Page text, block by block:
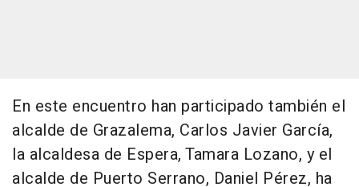
En este encuentro han participado también el
alcalde de Grazalema, Carlos Javier García,
la alcaldesa de Espera, Tamara Lozano, y el
alcalde de Puerto Serrano, Daniel Pérez, ha